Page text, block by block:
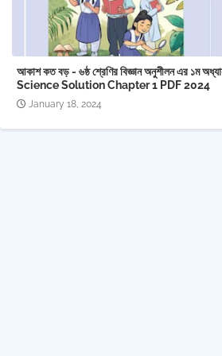
আকাশ কত বড় - ৬ষ্ঠ শ্রেণির বিজ্ঞান অনুশীলন এর ১ম
Science Solution Chapter 1 PDF 2024
January 18, 2024